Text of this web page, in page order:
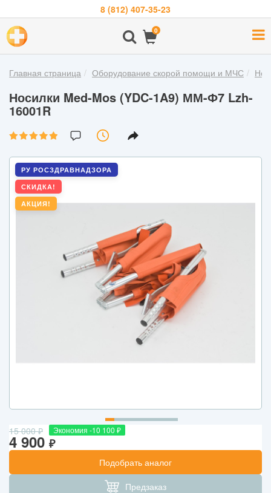
8 (812) 407-35-23
0
О
компании
Бренды
Покупателям
Контакты
Войти
Главная страница Оборудование скорой помощи и МЧС
Носилки Med-Mos (YDC-1A9) ММ-Ф7 Lzh-
16001R
РУ РОСЗДРАВНАДЗОРА
СКИДКА!
АКЦИЯ!
15 000₽ Экономия -10 100 ₽
4 900 ₽
Подобрать аналог
Предзаказ